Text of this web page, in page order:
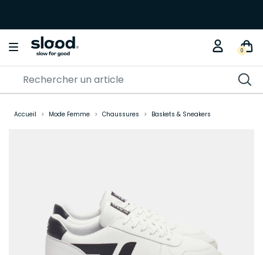
0
Accueil Mode Femme Chaussures Baskets & Sneakers